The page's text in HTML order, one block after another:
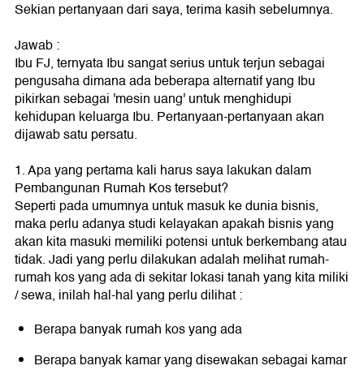
Sekian pertanyaan dari saya, terima kasih sebelumnya.
Jawab :
Ibu FJ, ternyata Ibu sangat serius untuk terjun sebagai
pengusaha dimana ada beberapa alternatif yang Ibu
pikirkan sebagai 'mesin uang' untuk menghidupi
kehidupan keluarga Ibu. Pertanyaan-pertanyaan akan
dijawab satu persatu.
1. Apa yang pertama kali harus saya lakukan dalam
Pembangunan Rumah Kos tersebut?
Seperti pada umumnya untuk masuk ke dunia bisnis,
maka perlu adanya studi kelayakan apakah bisnis yang
akan kita masuki memiliki potensi untuk berkembang atau
tidak. Jadi yang perlu dilakukan adalah melihat rumah-
rumah kos yang ada di sekitar lokasi tanah yang kita miliki
/ sewa, inilah hal-hal yang perlu dilihat :
Berapa banyak rumah kos yang ada
Berapa banyak kamar yang disewakan sebagai kamar